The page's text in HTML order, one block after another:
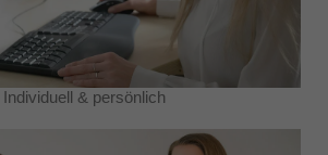
Individuell & persönlich